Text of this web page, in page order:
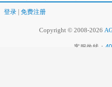
登录 免费注册
Copyright © 2008-2026
客服热线：